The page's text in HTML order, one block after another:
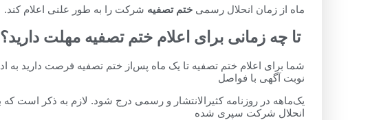
ماه از زمان انحلال رسمی ختم تصفیه شرکت را به ‌طور علنی اعلام کند.
تا چه زمانی برای اعلام ختم تصفیه مهلت دارید؟
نوبت آگهی با فواصل
انحلال شرکت سپری ‌شده